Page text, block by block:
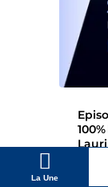
La Une